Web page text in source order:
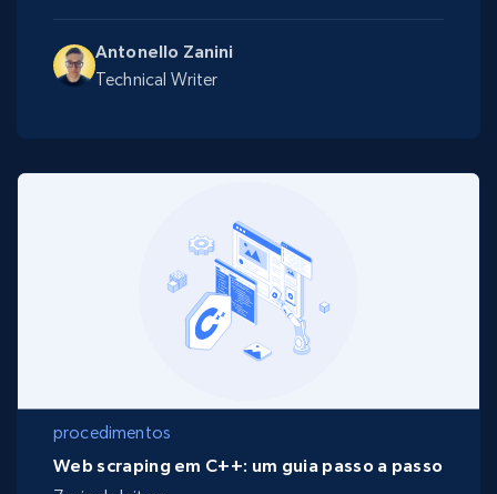
Antonello Zanini
Technical Writer
procedimentos
Web scraping em C++: um guia passo a passo